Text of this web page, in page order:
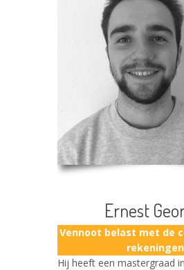
Ernest
Vennoot belast met de
rekeningen
Hij heeft een mastergraad